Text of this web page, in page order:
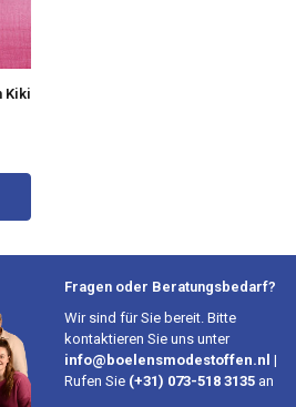
Kiki
Fragen oder Beratungsbedarf?
Wir sind für Sie bereit. Bitte
kontaktieren Sie uns unter
info@boelensmodestoffen.nl |
Rufen Sie (+31) 073-518 3135 an